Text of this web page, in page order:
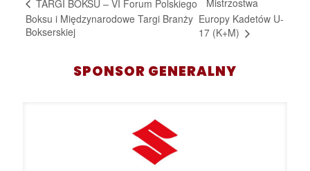
TARGI BOKSU – VI Forum Polskiego
Boksu i Międzynarodowe Targi Branży
Bokserskiej
Mistrzostwa
Europy Kadetów U-
17 (K+M)
SPONSOR GENERALNY